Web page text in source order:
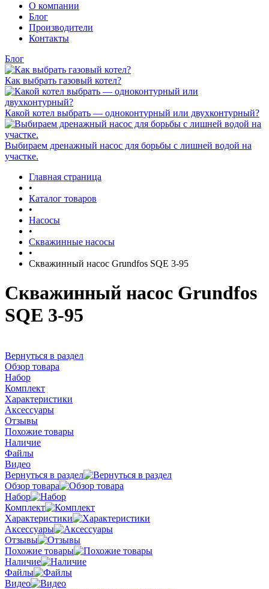
О компании
Блог
Производители
Контакты
Блог
Как выбрать газовый котел?
Какой котел выбрать — одноконтурный или двухконтурный?
Выбираем дренажный насос для борьбы с лишней водой на
участке.
Главная страница
•
Каталог товаров
•
Насосы
•
Скважинные насосы
•
Скважинный насос Grundfos SQE 3-95
Скважинный насос Grundfos
SQE 3-95
Вернуться в раздел
Обзор товара
Набор
Комплект
Характеристики
Аксессуары
Отзывы
Похожие товары
Наличие
Файлы
Видео
Вернуться в раздел
Обзор товара
Набор
Комплект
Характеристики
Аксессуары
Отзывы
Похожие товары
Наличие
Файлы
Видео